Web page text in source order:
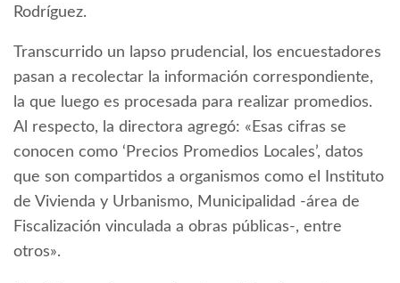
Rodríguez.
Transcurrido un lapso prudencial, los encuestadores
pasan a recolectar la información correspondiente,
la que luego es procesada para realizar promedios.
Al respecto, la directora agregó: «Esas cifras se
conocen como ‘Precios Promedios Locales’, datos
que son compartidos a organismos como el Instituto
de Vivienda y Urbanismo, Municipalidad -área de
Fiscalización vinculada a obras públicas-, entre
otros».